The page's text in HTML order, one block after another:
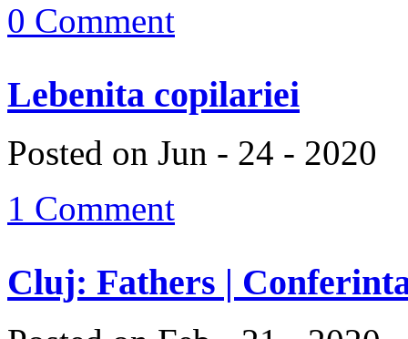
0 Comment
Lebenita copilariei
Posted on Jun - 24 - 2020
1 Comment
Cluj: Fathers |